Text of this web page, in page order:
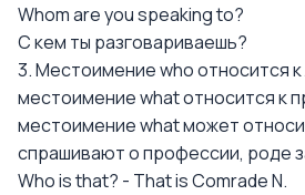
Whom are you speaking to?
С кем ты разговариваешь?
3. Местоимение who относится к
местоимение what относится к
местоимение what может
спрашивают о профессии, роде
Who is that? - That is Comrade N.